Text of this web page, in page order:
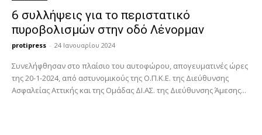
6 συλλήψεις για το περιστατικό
πυροβολισμών στην οδό Λένορμαν
protipress - 24 Ιανουαρίου 2024
Συνελήφθησαν στο πλαίσιο του αυτοφώρου, απογευματινές ώρες
της 20-1-2024, από αστυνομικούς της Ο.Π.Κ.Ε. της Διεύθυνσης
Ασφαλείας Αττικής και της Ομάδας ΔΙ.ΑΣ. της Διεύθυνσης Άμεσης...